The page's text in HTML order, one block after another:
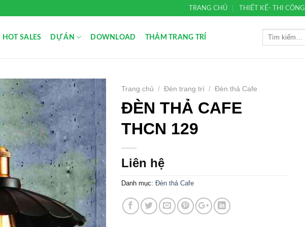
TRANG CHỦ THIẾT KẾ- THI CÔNG
HOT SALES DỰ ÁN DOWNLOAD THẢM TRANG TRÍ
Add to
Wishlist
Trang chủ / Đèn trang trí / Đèn thả Cafe
ĐÈN THẢ CAFE
THCN 129
Liên hệ
Danh mục: Đèn thả Cafe